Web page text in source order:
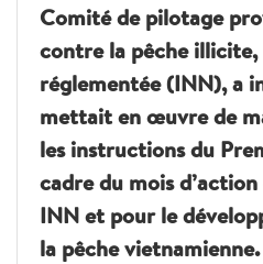
Comité de pilotage
contre la pêche
réglementée (INN), a
mettait en œuvre de
les instructions du
cadre du mois
INN et pour le
la pêche vietnamienne.